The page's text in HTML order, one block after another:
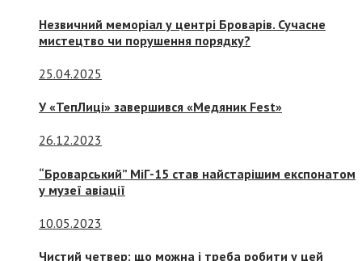
Незвичний меморіал у центрі Броварів. Сучасне
мистецтво чи порушення порядку?
25.04.2025
У «ТепЛиці» завершився «Медяник Fest»
26.12.2023
“Броварський” МіГ-15 став найстарішим експонатом
у музеї авіації
10.05.2023
Чистий четвер: що можна і треба робити у цей